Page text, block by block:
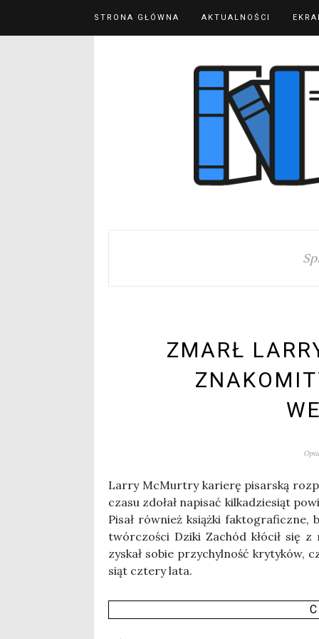
STRONA GŁÓWNA AKTUALNOŚCI
ZMARŁ
Lar­ry McMur­try karie­rę pisar­ską
cza­su zdo­łał napi­sać kil­ka­dzie­siąt
Pisał rów­nież książ­ki fak­to­gra­ficz­ne,
twór­czo­ści Dzi­ki Zachód kłó­cił się
zyskał sobie przy­chyl­ność kry­ty­ków,
siąt czte­ry lata.